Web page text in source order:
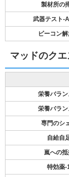
製材所の
武器テスト-
ビーコン
マッドのクエ
栄養バラン
栄養バラ
専門のシ
自給自
嵐への抵
特効薬-